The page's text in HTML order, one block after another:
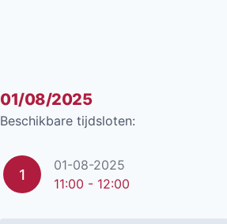
01/08/2025
Beschikbare tijdsloten:
1
01-08-2025
11:00 - 12:00